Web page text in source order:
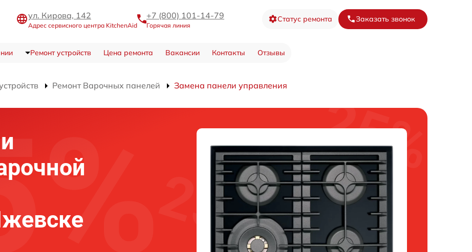
ул. Кирова, 142
Адрес сервисного центра KitchenAid
+7 (800) 101-14-79
Горячая линия
Статус ремонта Заказать звонок
Ремонт устройств Цена ремонта Вакансии Контакты Отзывы
Ремонт Варочных панелей Замена панели управления